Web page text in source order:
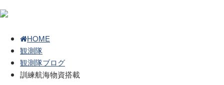
HOME
観測隊
観測隊ブログ
訓練航海物資搭載